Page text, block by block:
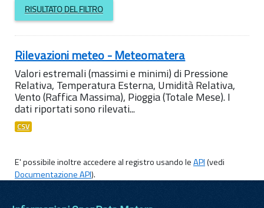
RISULTATO DEL FILTRO
Rilevazioni meteo - Meteomatera
Valori estremali (massimi e minimi) di Pressione
Relativa, Temperatura Esterna, Umidità Relativa,
Vento (Raffica Massima), Pioggia (Totale Mese). I
dati riportati sono rilevati...
CSV
E' possibile inoltre accedere al registro usando leAPI(vedi
Documentazione API).